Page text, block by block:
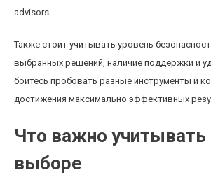
advisors.
Также стоит учитывать уровень
выбранных решений, наличие поддержки и
бойтесь пробовать разные инструменты и
достижения максимально эффективных
Что важно учитывать
выборе